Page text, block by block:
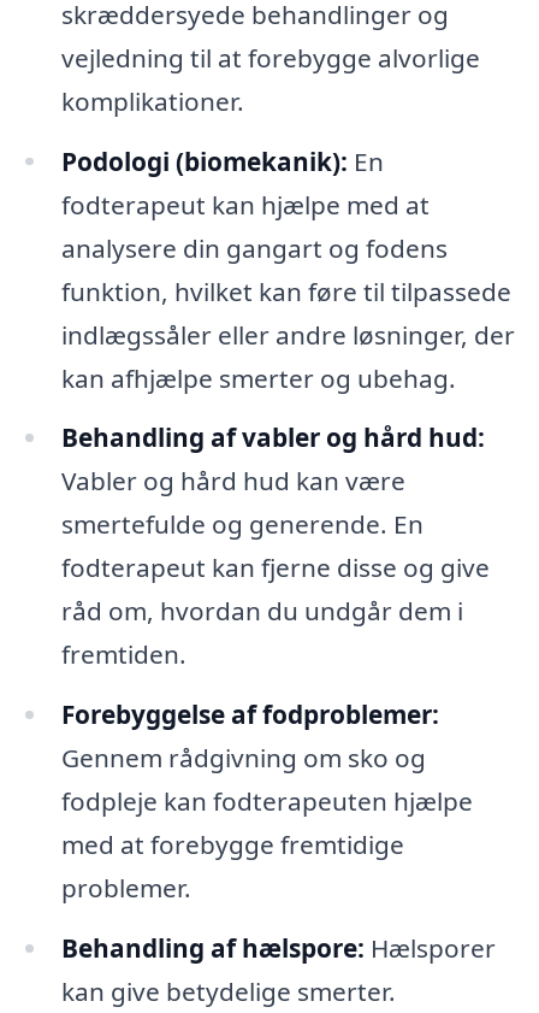
skræddersyede behandlinger og
vejledning til at forebygge alvorlige
komplikationer.
Podologi (biomekanik): En
fodterapeut kan hjælpe med at
analysere din gangart og fodens
funktion, hvilket kan føre til tilpassede
indlægssåler eller andre løsninger, der
kan afhjælpe smerter og ubehag.
Behandling af vabler og hård hud:
Vabler og hård hud kan være
smertefulde og generende. En
fodterapeut kan fjerne disse og give
råd om, hvordan du undgår dem i
fremtiden.
Forebyggelse af fodproblemer:
Gennem rådgivning om sko og
fodpleje kan fodterapeuten hjælpe
med at forebygge fremtidige
problemer.
Behandling af hælspore: Hælsporer
kan give betydelige smerter.